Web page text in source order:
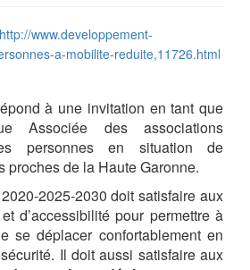
http://www.developpement-
a-mobilite-reduite,11726.html
à une invitation en tant que
Associée des associations
personnes en situation de
proches de la Haute Garonne.
2025-2030 doit satisfaire aux
d’accessibilité pour permettre à
se déplacer confortablement en
Il doit aussi satisfaire aux